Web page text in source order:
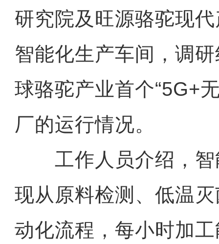
研究院及旺源骆驼现
智能化生产车间，调
球骆驼产业首个“5G+
厂的运行情况。
工作人员介绍，智
现从原料检测、低温
动化流程，每小时加